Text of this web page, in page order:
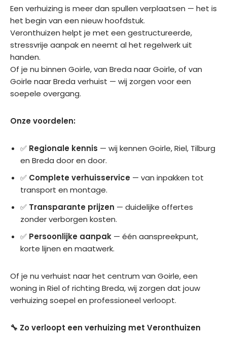
ndeli
het
.
Fijn
om
te
zien
dat
alles
zo
goe
gere
geld
was.
e
aanr
.
ankt
.
ben
zon
der
ade
toek
t
nog
keer
n
n,
zek
wee
met
essi
el
serv
Een verhuizing is meer dan spullen verplaatsen — het is
het begin van een nieuw hoofdstuk.
Veronthuizen helpt je met een gestructureerde,
stressvrije aanpak en neemt al het regelwerk uit
handen.
Of je nu binnen Goirle, van Breda naar Goirle, of van
Goirle naar Breda verhuist — wij zorgen voor een
soepele overgang.
Onze voordelen:
✅ Regionale kennis — wij kennen Goirle, Riel, Tilburg
en Breda door en door.
✅ Complete verhuisservice — van inpakken tot
transport en montage.
✅ Transparante prijzen — duidelijke offertes
zonder verborgen kosten.
✅ Persoonlijke aanpak — één aanspreekpunt,
korte lijnen en maatwerk.
Of je nu verhuist naar het centrum van Goirle, een
woning in Riel of richting Breda, wij zorgen dat jouw
verhuizing soepel en professioneel verloopt.
🔧 Zo verloopt een verhuizing met Veronthuizen